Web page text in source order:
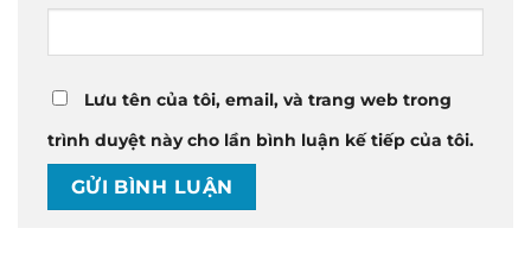
Lưu tên của tôi, email, và trang web trong
trình duyệt này cho lần bình luận kế tiếp của tôi.